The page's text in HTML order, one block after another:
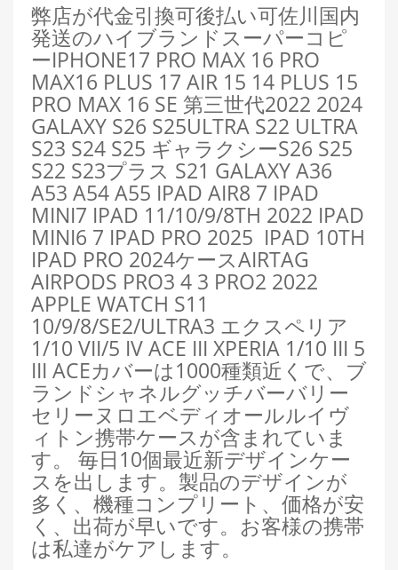
弊店が代金引換可後払い可佐川国内
発送のハイブランドスーパーコピ
ーIPHONE17 PRO MAX 16 PRO
MAX16 PLUS 17 AIR 15 14 PLUS 15
PRO MAX 16 SE 第三世代2022 2024
GALAXY S26 S25ULTRA S22 ULTRA
S23 S24 S25 ギャラクシーS26 S25
S22 S23プラス S21 GALAXY A36
A53 A54 A55 IPAD AIR8 7 IPAD
MINI7 IPAD 11/10/9/8TH 2022 IPAD
MINI6 7 IPAD PRO 2025 IPAD 10TH
IPAD PRO 2024ケースAIRTAG
AIRPODS PRO3 4 3 PRO2 2022
APPLE WATCH S11
10/9/8/SE2/ULTRA3 エクスペリア
1/10 VII/5 IV ACE III XPERIA 1/10 III 5
III ACEカバーは1000種類近くで、ブ
ランドシャネルグッチバーバリー
セリーヌロエベディオールルイヴ
ィトン携帯ケースが含まれていま
す。 毎日10個最近新デザインケー
スを出します。製品のデザインが
多く、機種コンプリート、価格が安
く、出荷が早いです。お客様の携帯
は私達がケアします。